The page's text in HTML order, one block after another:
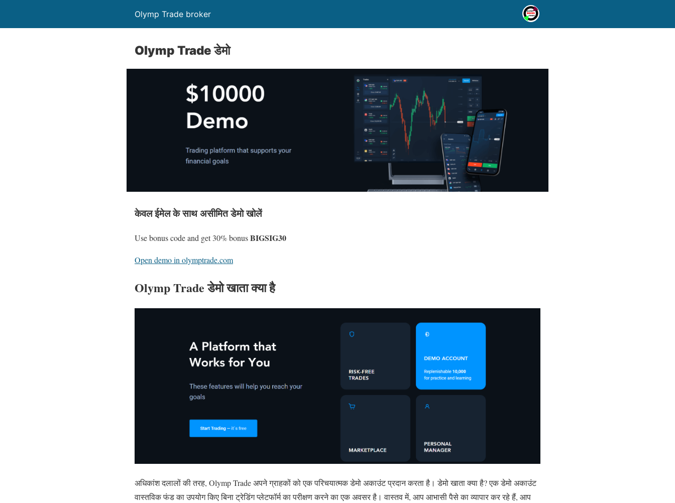
Olymp Trade broker
Olymp Trade डेमो
केवल ईमेल के साथ असीमित डेमो खोलें
Use bonus code and get 30% bonusBIGSIG30
Open demo in olymptrade.com
Olymp Trade डेमो खाता क्या है
अधिकांश दलालों की तरह, Olymp Trade अपने ग्राहकों को एक परिचयात्मक डेमो अकाउंट प्रदान करता है। डेमो खाता क्या है? एक डेमो अकाउंट
वास्तविक फंड का उपयोग किए बिना ट्रेडिंग प्लेटफॉर्म का परीक्षण करने का एक अवसर है। वास्तव में, आप आभासी पैसे का व्यापार कर रहे हैं, आप